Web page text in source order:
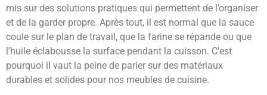
mis sur des solutions pratiques qui permettent de l’organiser
et de la garder propre. Après tout, il est normal que la sauce
coule sur le plan de travail, que la farine se répande ou que
l’huile éclabousse la surface pendant la cuisson. C’est
pourquoi il vaut la peine de parier sur des matériaux
durables et solides pour nos meubles de cuisine.